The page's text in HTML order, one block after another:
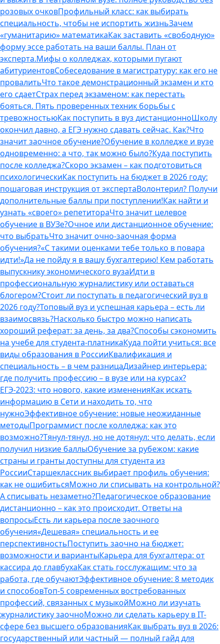
розовых очковПрофильный класс: как выбирать
специальность, чтобы не испортить жизньЗачем
«гуманитарию» математикаКак заставить «свободную»
форму эссе работать на ваши баллы. План от
эксперта.Мифы о колледжах, которыми пугают
абитуриентовСобеседование в магистратуру: как его не
провалитьЧто такое демонстрационный экзамен и кто
его сдаетСтрах перед экзаменом: как перестать
бояться. Пять проверенных техник борьбы с
тревожностьюКак поступить в вуз дистанционноШколу
окончил давно, а ЕГЭ нужно сдавать сейчас. Как?Что
значит заочное обучение?Обучение в колледже и вузе
одновременно: а что, так можно было?Куда поступить
после колледжа?Скоро экзамен – как подготовиться
психологическиКак поступить на бюджет в 2026 году:
пошаговая инструкция от экспертаВолонтерил? Получи
дополнительные баллы при поступлении!Как найти и
узнать «своего» репетитораЧто значит целевое
обучение в ВУЗе?Очное или дистанционное обучение:
что выбратьЧто значит очно-заочная форма
обучения?«С такими оценками тебе только в повара
идти!»Да не пойду я в вашу бухгалтерию! Кем работать
выпускнику экономического вузаИдти в
профессиональную журналистику или оставаться
блогером?Стоит ли поступать в педагогический вуз в
2026 году?Топовый вуз и успешная карьера – есть ли
взаимосвязь?Насколько быстро можно написать
хороший реферат: за день, за два?Способы сэкономить
на учебе для студента-платникаКуда пойти учиться: все
виды образования в РоссииКвалификация и
специальность – в чем разницаДизайнер интерьера:
где получить профессию – в вузе или на курсах?
ЕГЭ-2023: что нового, какие измененияКак искать
информацию в Сети и находить то, что
нужноЭффективное обучение: новые неожиданные
методыПрограммист после колледжа: как это
возможно?Тянул-тянул, но не дотянул: что делать, если
получил низкие баллыОбучение за рубежом: какие
страны и гранты доступны для студента из
РоссииСтаршеклассник выбирает профиль обучения:
как не ошибитьсяМожно ли списывать на контрольной?
А списывать незаметно?Педагогическое образование
дистанционно – как это происходит. Ответы на
вопросыЕсть ли карьера после заочного
обучения«Дешевая» специальность и ее
перспективностьПоступить заочно на бюджет:
возможности и вариантыКарьера для бухгалтера: от
кассира до главбухаКак стать госслужащим: что за
работа, где обучаютЭффективное обучение: 8 методик
и способовТоп-5 современных востребованных
профессий, связанных с музыкойМожно ли изучать
журналистику заочноМожно ли сделать карьеру в IT-
сфере без высшего образованияКак выбрать вуз в 2026:
государственный или частный — полный гайд для